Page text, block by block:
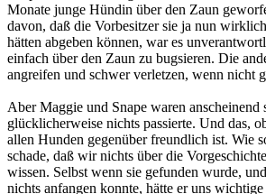
Monate junge Hündin über den Zaun
davon, daß die Vorbesitzer sie ja nun
hätten abgeben können, war es
einfach über den Zaun zu bugsieren. Die
angreifen und schwer verletzen, wenn nicht
Aber Maggie und Snape waren anscheinend
glücklicherweise nichts passierte. Und das,
allen Hunden gegenüber freundlich ist. Wie
schade, daß wir nichts über die
wissen. Selbst wenn sie gefunden wurde,
nichts anfangen konnte, hätte er uns